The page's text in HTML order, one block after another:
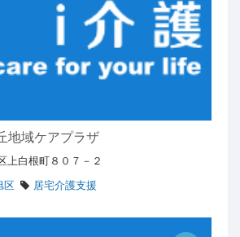
地域ケアプラザ
上白根町８０７－２
区
居宅介護支援